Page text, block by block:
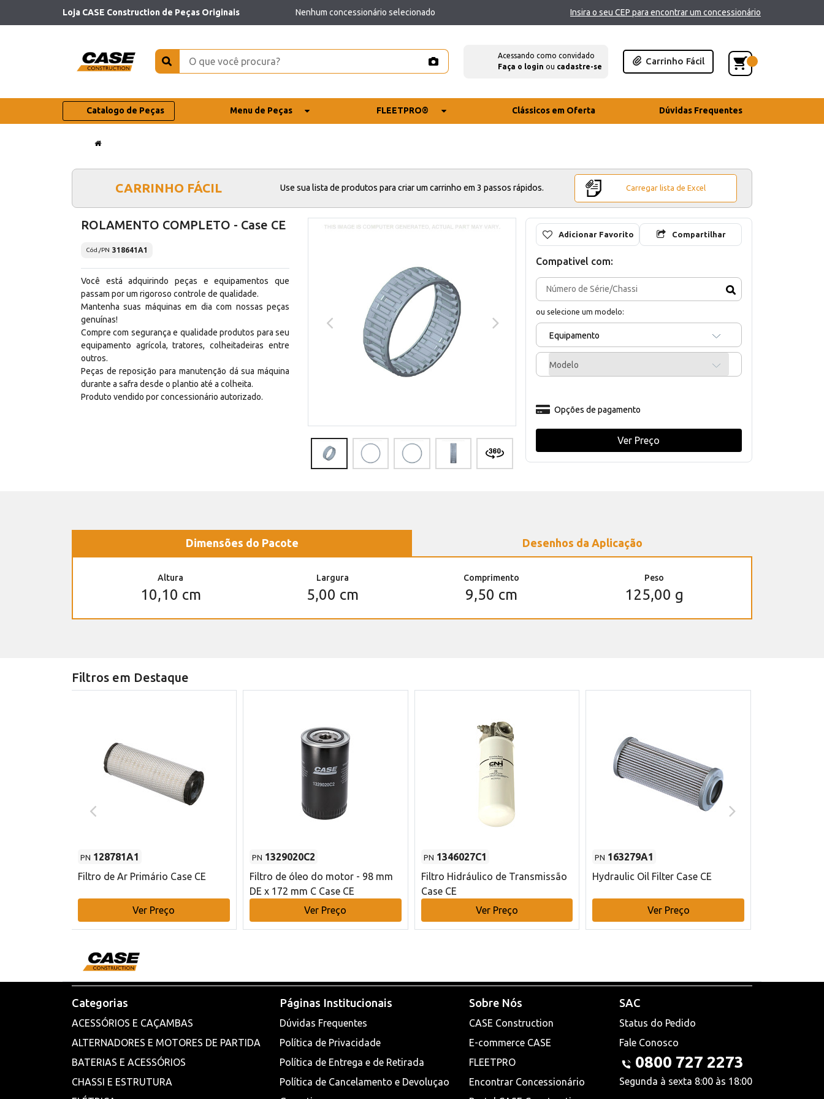
Loja CASE Construction de Peças Originais Nenhum concessionário selecionado Insira o seu CEP para encontrar um concessionário
Acessando como convidado
Faça o login ou cadastre-se
Carrinho Fácil
Catalogo de Peças Menu de Peças FLEETPRO® Clássicos em Oferta Dúvidas Frequentes
CARRINHO FÁCIL Use sua lista de produtos para criar um carrinho em 3 passos rápidos. Carregar lista de Excel
ROLAMENTO COMPLETO - Case CE
Cód./PN 318641A1
Você está adquirindo peças e equipamentos que
passam por um rigoroso controle de qualidade.
Mantenha suas máquinas em dia com nossas peças
genuínas!
Compre com segurança e qualidade produtos para seu
equipamento agrícola, tratores, colheitadeiras entre
outros.
Peças de reposição para manutenção dá sua máquina
durante a safra desde o plantio até a colheita.
Produto vendido por concessionário autorizado.
Adicionar Favorito Compartilhar
Compativel com:
ou selecione um modelo:
Equipamento
Modelo
Opções de pagamento
Ver Preço
Dimensões do Pacote Desenhos da Aplicação
Altura
10,10 cm
Largura
5,00 cm
Comprimento
9,50 cm
Peso
125,00 g
Filtros em Destaque
PN 128781A1
Filtro de Ar Primário Case CE
Ver Preço
PN 1329020C2
Filtro de óleo do motor - 98 mm
DE x 172 mm C Case CE
Ver Preço
PN 1346027C1
Filtro Hidráulico de Transmissão
Case CE
Ver Preço
PN 163279A1
Hydraulic Oil Filter Case CE
Ver Preço
Categorias
ACESSÓRIOS E CAÇAMBAS
ALTERNADORES E MOTORES DE PARTIDA
BATERIAS E ACESSÓRIOS
CHASSI E ESTRUTURA
Páginas Institucionais
Dúvidas Frequentes
Política de Privacidade
Política de Entrega e de Retirada
Política de Cancelamento e Devoluçao
Sobre Nós
CASE Construction
E-commerce CASE
FLEETPRO
Encontrar Concessionário
SAC
Status do Pedido
Fale Conosco
0800 727 2273
Segunda à sexta 8:00 às 18:00